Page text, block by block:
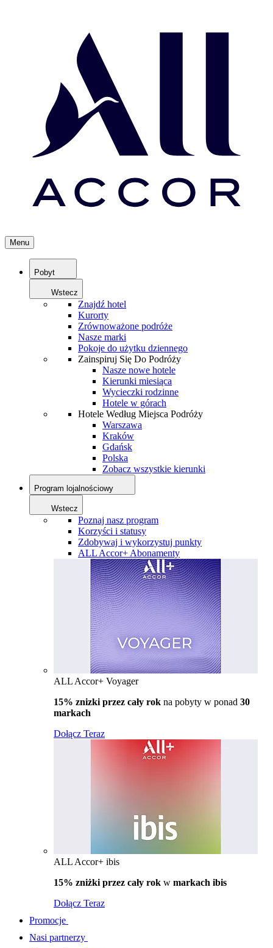
Menu
Pobyt
Wstecz
Znajdź hotel
Kurorty
Zrównoważone podróże
Nasze marki
Pokoje do użytku dziennego
Zainspiruj Się Do Podróży
Nasze nowe hotele
Kierunki miesiąca
Wycieczki rodzinne
Hotele w górach
Hotele Według Miejsca Podróży
Warszawa
Kraków
Gdańsk
Polska
Zobacz wszystkie kierunki
Program lojalnościowy
Wstecz
Poznaj nasz program
Korzyści i statusy
Zdobywaj i wykorzystuj punkty
ALL Accor+ Abonamenty
ALL Accor+ Voyager
15% znizki przez cały rok na pobyty w ponad 30
markach
Dołącz Teraz
ALL Accor+ ibis
15% zniżki przez cały rok w markach ibis
Dołącz Teraz
Promocje
Nasi partnerzy